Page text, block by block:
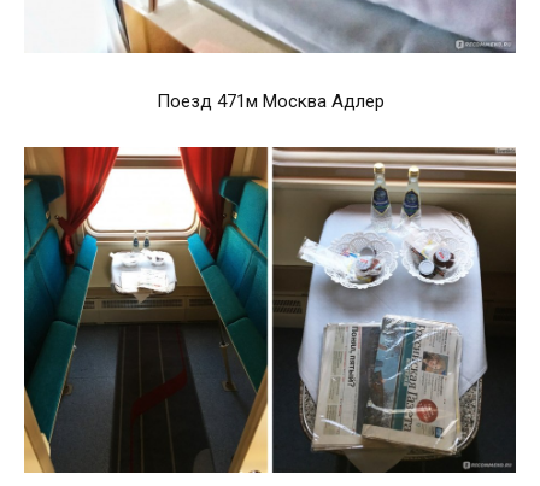
Поезд 471м Москва Адлер